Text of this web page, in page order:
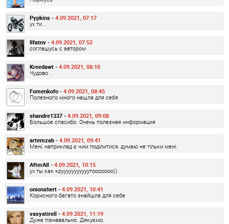
Pypkins - 4.09.2021, 07:17
ух ти...
Ilfatnv - 4.09.2021, 07:52
соглашусь с автором
Kreedawt - 4.09.2021, 08:10
Чудово ..
Fomenkofo - 4.09.2021, 08:45
Полезного много нашла для себя
shandre1337 - 4.09.2021, 09:08
Большое спасибо. Очень полезная информация
artemzab - 4.09.2021, 09:41
Мені, наприклад є чим поділитися, думаю не тільки мені.
AfterAIl - 4.09.2021, 10:15
ух ты как крууууууууууутооооооо))
onionshert - 4.09.2021, 10:41
Корисного багато знайшла для себе
vasyatirell - 4.09.2021, 11:19
Дуже пізнавально. Дякуємо.